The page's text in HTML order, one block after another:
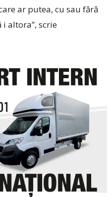
ar putea, cu sau fără
i altora”, scrie